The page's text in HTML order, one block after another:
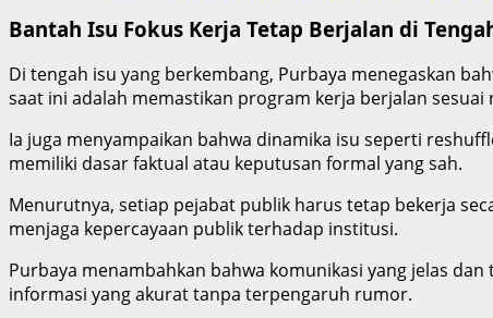
Bantah Isu Fokus Kerja Tetap Berjalan di
Di tengah isu yang berkembang, Purbaya menegaskan
saat ini adalah memastikan program kerja berjalan
Ia juga menyampaikan bahwa dinamika isu seperti
memiliki dasar faktual atau keputusan formal yang sah.
Menurutnya, setiap pejabat publik harus tetap bekerja
menjaga kepercayaan publik terhadap institusi.
Purbaya menambahkan bahwa komunikasi yang jelas
informasi yang akurat tanpa terpengaruh rumor.